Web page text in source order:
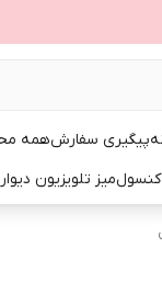
پیگیری سفارشهمه
کنسولمیز تلویزیون